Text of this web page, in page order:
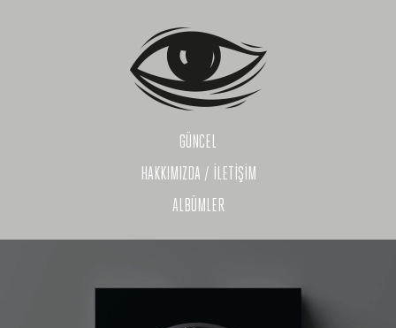
GÜNCEL
HAKKIMIZDA / İLETİŞİM
ALBÜMLER